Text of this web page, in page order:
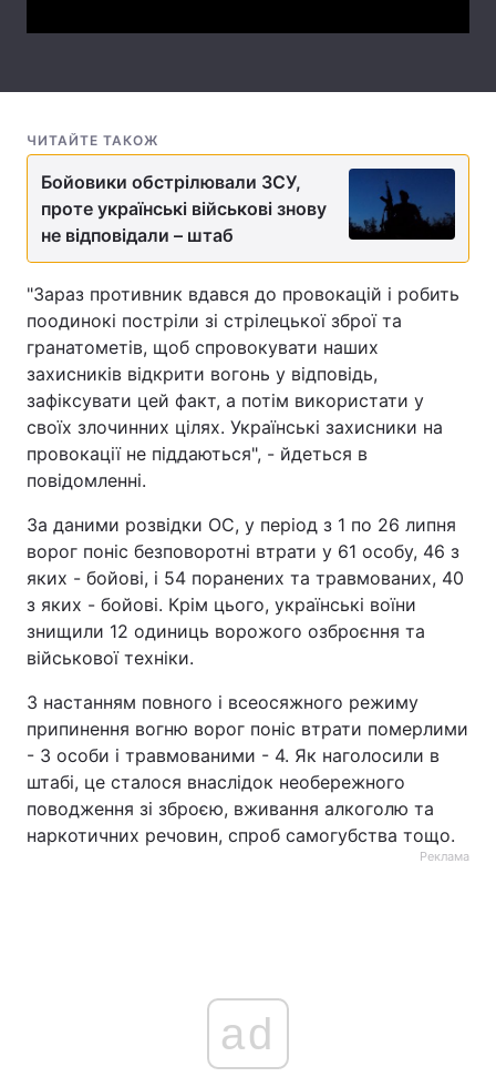
ЧИТАЙТЕ ТАКОЖ
Бойовики обстрілювали ЗСУ,
проте українські військові знову
не відповідали – штаб
"Зараз противник вдався до провокацій і робить
поодинокі постріли зі стрілецької зброї та
гранатометів, щоб спровокувати наших
захисників відкрити вогонь у відповідь,
зафіксувати цей факт, а потім використати у
своїх злочинних цілях. Українські захисники на
провокації не піддаються", - йдеться в
повідомленні.
За даними розвідки ОС, у період з 1 по 26 липня
ворог поніс безповоротні втрати у 61 особу, 46 з
яких - бойові, і 54 поранених та травмованих, 40
з яких - бойові. Крім цього, українські воїни
знищили 12 одиниць ворожого озброєння та
військової техніки.
З настанням повного і всеосяжного режиму
припинення вогню ворог поніс втрати померлими
- 3 особи і травмованими - 4. Як наголосили в
штабі, це сталося внаслідок необережного
поводження зі зброєю, вживання алкоголю та
наркотичних речовин, спроб самогубства тощо.
Реклама
ad